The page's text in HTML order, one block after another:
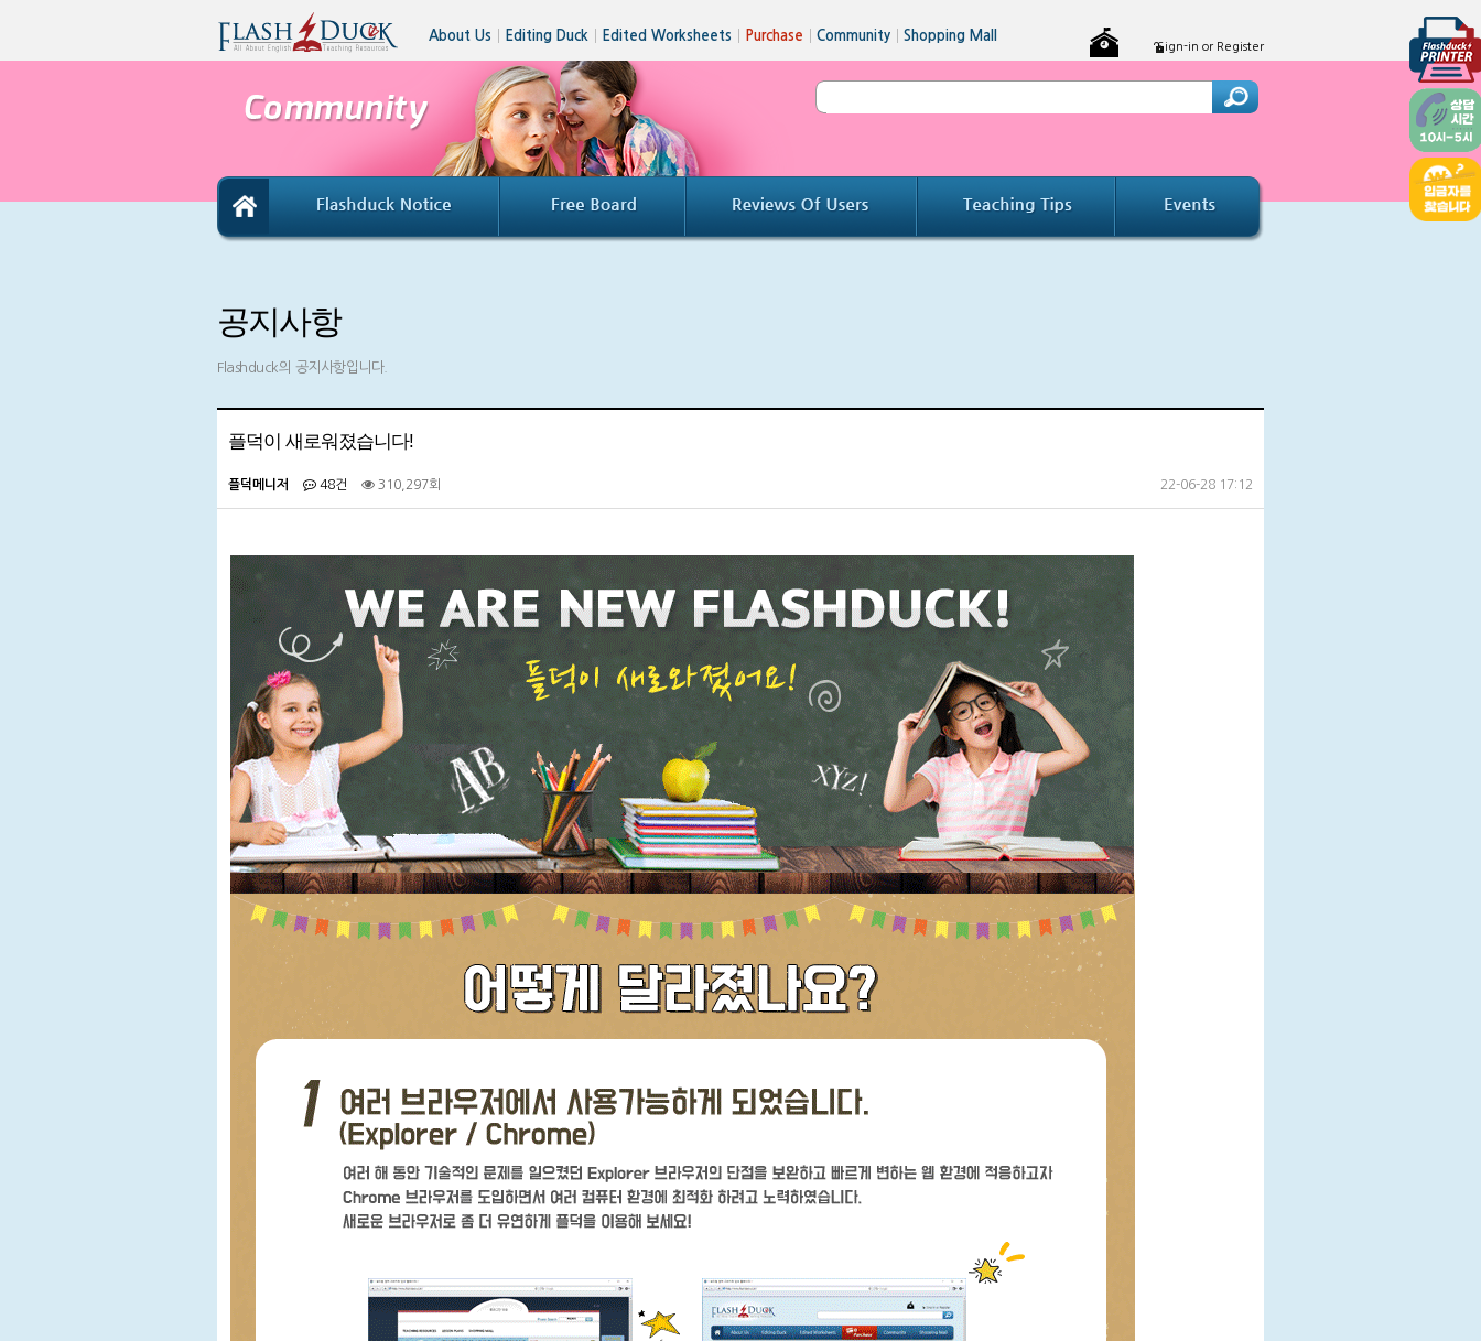
About Us Editing Duck Edited Worksheets Purchase Community Shopping Mall
Sign-in or Register
공지사항
Flashduck의 공지사항입니다.
플덕이 새로워졌습니다!
플덕메니저 48건 310,297회 22-06-28 17:12